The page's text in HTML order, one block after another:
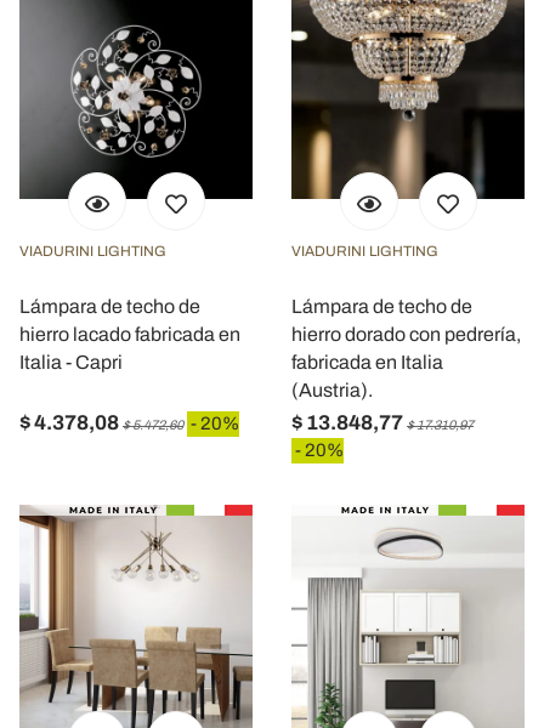
VIADURINI LIGHTING
Lámpara de techo de
hierro lacado fabricada en
Italia - Capri
$ 4.378,08 $ 5.472,60 - 20%
VIADURINI LIGHTING
Lámpara de techo de
hierro dorado con pedrería,
fabricada en Italia
(Austria).
$ 13.848,77 $ 17.310,97
- 20%